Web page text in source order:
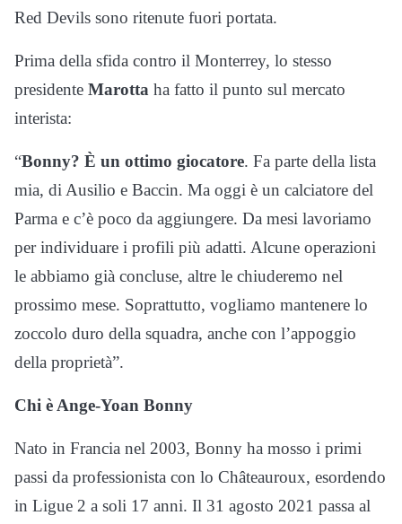
Red Devils sono ritenute fuori portata.
Prima della sfida contro il Monterrey, lo stesso
presidente Marotta ha fatto il punto sul mercato
interista:
“Bonny? È un ottimo giocatore. Fa parte della lista
mia, di Ausilio e Baccin. Ma oggi è un calciatore del
Parma e c’è poco da aggiungere. Da mesi lavoriamo
per individuare i profili più adatti. Alcune operazioni
le abbiamo già concluse, altre le chiuderemo nel
prossimo mese. Soprattutto, vogliamo mantenere lo
zoccolo duro della squadra, anche con l’appoggio
della proprietà”.
Chi è Ange-Yoan Bonny
Nato in Francia nel 2003, Bonny ha mosso i primi
passi da professionista con lo Châteauroux, esordendo
in Ligue 2 a soli 17 anni. Il 31 agosto 2021 passa al